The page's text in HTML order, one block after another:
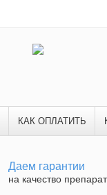
КАК ОПЛАТИТЬ
Даем гарантии
на качество